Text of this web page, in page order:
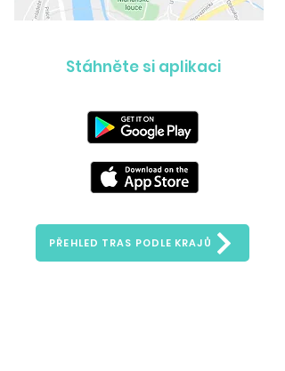
Stáhněte si aplikaci
PŘEHLED TRAS PODLE KRAJŮ